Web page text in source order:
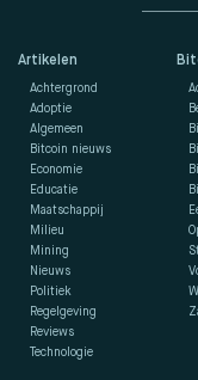
Artikelen
Achtergrond
Adoptie
Algemeen
Bitcoin nieuws
Economie
Educatie
Maatschappij
Milieu
Mining
Nieuws
Politiek
Regelgeving
Reviews
Technologie